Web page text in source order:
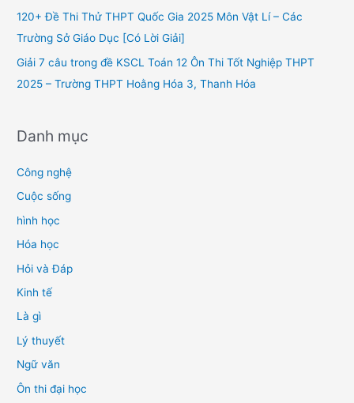
120+ Đề Thi Thử THPT Quốc Gia 2025 Môn Vật Lí – Các
Trường Sở Giáo Dục [Có Lời Giải]
Giải 7 câu trong đề KSCL Toán 12 Ôn Thi Tốt Nghiệp THPT
2025 – Trường THPT Hoằng Hóa 3, Thanh Hóa
Danh mục
Công nghệ
Cuộc sống
hình học
Hóa học
Hỏi và Đáp
Kinh tế
Là gì
Lý thuyết
Ngữ văn
Ôn thi đại học